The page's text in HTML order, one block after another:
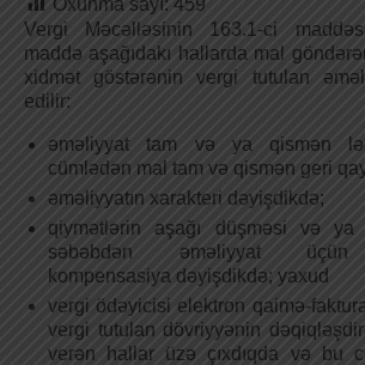
Oxunma sayı: 459
Vergi Məcəlləsinin 163.1-ci
maddə aşağıdakı hallarda mal
xidmət göstərənin vergi tutulan
edilir:
əməliyyat tam və ya qismən
cümlədən mal tam və qismən geri
əməliyyatın xarakteri dəyişdikdə;
qiymətlərin aşağı düşməsi və ya
səbəbdən əməliyyat üçün
kompensasiya dəyişdikdə; yaxud
vergi ödəyicisi elektron qaimə-
vergi tutulan dövriyyənin
verən hallar üzə çıxdıqda və bu